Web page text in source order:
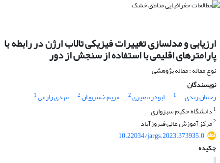
ارزیابی و مدلسازی تغییرات فیزیکی تالاب ارژن در رابطه با
پارامترهای اقلیمی با استفاده از سنجش از دور
نوع مقاله : مقاله پژوهشی
نویسندگان
رحمان زندی
1 ابوذر نصیری2 مریم خسرویان2 مهدی زارعی1
1 دانشگاه حکیم سبزواری
2مرکز آموزش عالی فیروزآباد
10.22034/jargs.2023.373935.0
چکیده